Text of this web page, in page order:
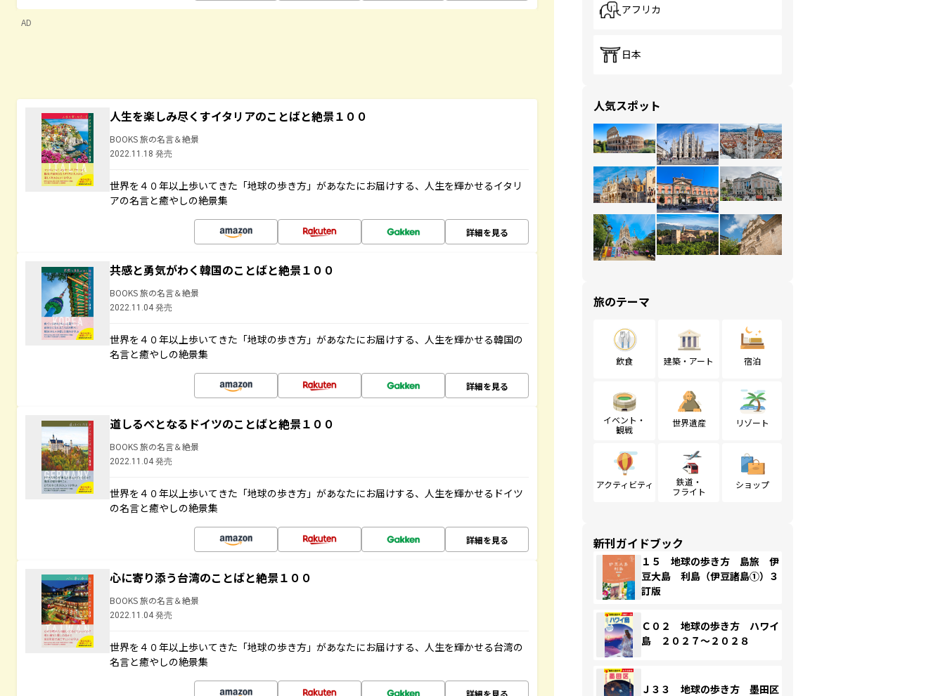
AD
人生を楽しみ尽くすイタリアのことばと絶景１００
BOOKS 旅の名言＆絶景
2022.11.18 発売
世界を４０年以上歩いてきた「地球の歩き方」があなたにお届けする、人生を輝かせるイタリ
アの名言と癒やしの絶景集
詳細を見る
共感と勇気がわく韓国のことばと絶景１００
BOOKS 旅の名言＆絶景
2022.11.04 発売
世界を４０年以上歩いてきた「地球の歩き方」があなたにお届けする、人生を輝かせる韓国の
名言と癒やしの絶景集
詳細を見る
道しるべとなるドイツのことばと絶景１００
BOOKS 旅の名言＆絶景
2022.11.04 発売
世界を４０年以上歩いてきた「地球の歩き方」があなたにお届けする、人生を輝かせるドイツ
の名言と癒やしの絶景集
詳細を見る
心に寄り添う台湾のことばと絶景１００
BOOKS 旅の名言＆絶景
2022.11.04 発売
世界を４０年以上歩いてきた「地球の歩き方」があなたにお届けする、人生を輝かせる台湾の
名言と癒やしの絶景集
詳細を見る
アフリカ
日本
人気スポット
旅のテーマ
飲食 建築・アート 宿泊
イベント・
観戦
世界遺産 リゾート
アクティビティ
鉄道・
フライト
ショップ
新刊ガイドブック
１５ 地球の歩き方 島旅 伊
豆大島 利島（伊豆諸島①）３
訂版
Ｃ０２ 地球の歩き方 ハワイ
島 ２０２７～２０２８
Ｊ３３ 地球の歩き方 墨田区